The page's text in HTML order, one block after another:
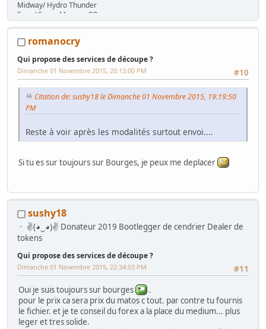
Midway/ Hydro Thunder
Sega/ Super Monaco GP
Sega/ Out Run
Taito/ Opération Wolf
New Games
Mini Jeutel
Space Attack.
Flipper :
Sega/ South Park
romanocry
Qui propose des services de découpe ?
#10
Dimanche 01 Novembre 2015, 20:13:00 PM
Citation de: sushy18 le Dimanche 01 Novembre 2015, 19:19:50
PM
Reste à voir après les modalités surtout envoi....
Si tu es sur toujours sur Bourges, je peux me deplacer
sushy18
✌(◕‿◕)✌ Donateur 2019 Bootlegger de cendrier Dealer de
tokens
Qui propose des services de découpe ?
#11
Dimanche 01 Novembre 2015, 22:34:03 PM
Oui je suis toujours sur bourges
.
pour le prix ca sera prix du matos c tout. par contre tu fournis
le fichier. et je te conseil du forex a la place du medium... plus
leger et tres solide.